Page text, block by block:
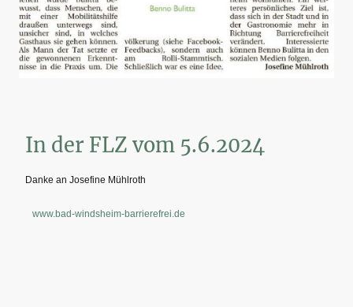
In der FLZ vom 5.6.2024
Danke an Josefine Mühlroth
www.bad-windsheim-barrierefrei.de